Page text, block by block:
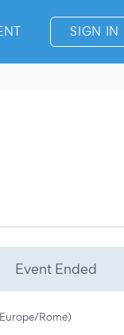
SIGN IN
Event Ended
Rome)